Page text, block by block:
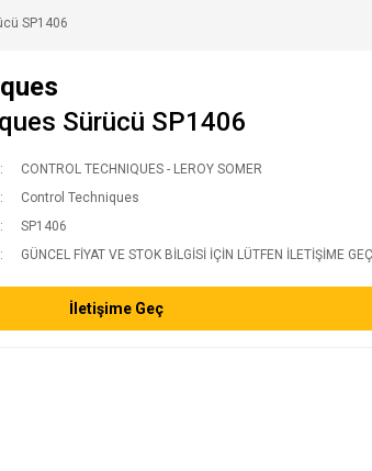
SP1406
Sürücü SP1406
CONTROL TECHNIQUES - LEROY SOMER
Control Techniques
SP1406
GÜNCEL FİYAT VE STOK BİLGİSİ İÇİN LÜTFEN İLETİŞİME
İletişime Geç